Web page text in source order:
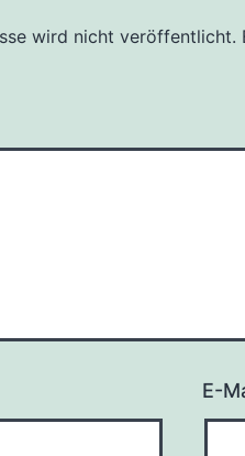
wird nicht veröffentlicht.
E-